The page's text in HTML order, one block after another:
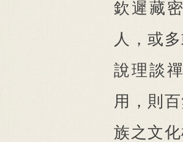
欽遲藏
人，或
說理談
用，則
族之文